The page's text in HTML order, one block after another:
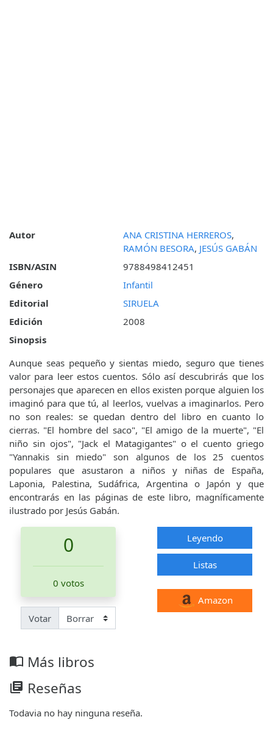
Autor ANA CRISTINA HERREROS,
RAMÓN BESORA, JESÚS GABÁN
ISBN/ASIN
9788498412451
Género
Infantil
Editorial
SIRUELA
Edición
2008
Sinopsis
Aunque seas pequeño y sientas miedo, seguro que tienes
valor para leer estos cuentos. Sólo así descubrirás que los
personajes que aparecen en ellos existen porque alguien los
imaginó para que tú, al leerlos, vuelvas a imaginarlos. Pero
no son reales: se quedan dentro del libro en cuanto lo
cierras. "El hombre del saco", "El amigo de la muerte", "El
niño sin ojos", "Jack el Matagigantes" o el cuento griego
"Yannakis sin miedo" son algunos de los 25 cuentos
populares que asustaron a niños y niñas de España,
Laponia, Palestina, Sudáfrica, Argentina o Japón y que
encontrarás en las páginas de este libro, magníficamente
ilustrado por Jesús Gabán.
0
0 votos
Votar
Leyendo
Listas
Amazon
import_contacts Más libros
library_books Reseñas
Todavia no hay ninguna reseña.